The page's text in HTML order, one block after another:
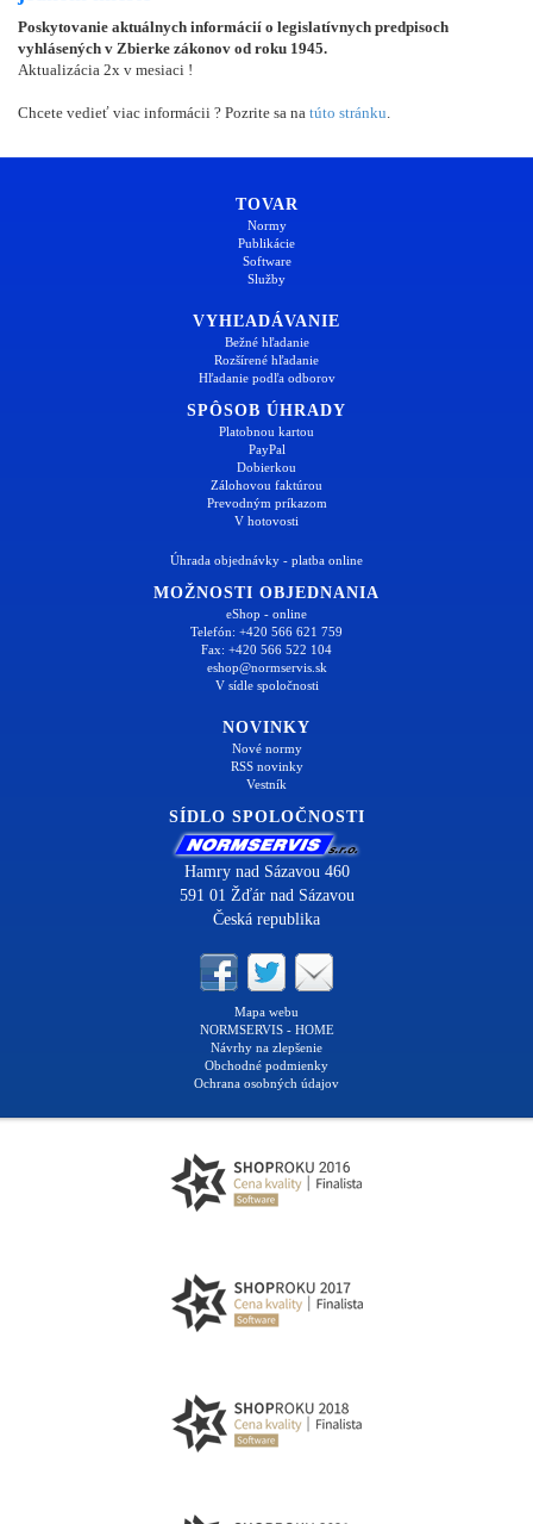
Poskytovanie aktuálnych informácií o legislatívnych predpisoch
vyhlásených v Zbierke zákonov od roku 1945.
Aktualizácia 2x v mesiaci !
Chcete vedieť viac informácii ? Pozrite sa na túto stránku
TOVAR
Normy
Publikácie
Software
Služby
VYHĽADÁVANIE
Bežné hľadanie
Rozšírené hľadanie
Hľadanie podľa odborov
SPÔSOB ÚHRADY
Platobnou kartou
PayPal
Dobierkou
Zálohovou faktúrou
Prevodným príkazom
V hotovosti
Úhrada objednávky - platba online
MOŽNOSTI OBJEDNANIA
eShop - online
Telefón: +420 566 621 759
Fax: +420 566 522 104
eshop@normservis.sk
V sídle spoločnosti
NOVINKY
Nové normy
RSS novinky
Vestník
SÍDLO SPOLOČNOSTI
Hamry nad Sázavou 460
591 01 Žďár nad Sázavou
Česká republika
Mapa webu
NORMSERVIS - HOME
Návrhy na zlepšenie
Obchodné podmienky
Ochrana osobných údajov